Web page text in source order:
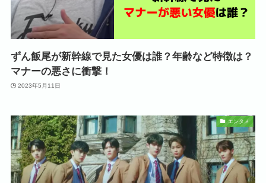
ずん飯尾が新幹線で見た女優は誰？年齢など特徴は？
マナーの悪さに衝撃！
2023年5月11日
エンタメ